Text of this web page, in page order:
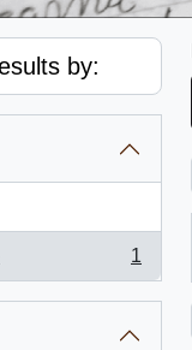
by:
1